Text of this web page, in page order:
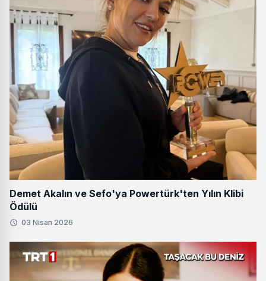
Demet Akalın ve Sefo'ya Powertürk'ten Yılın Klibi
Ödülü
03 Nisan 2026